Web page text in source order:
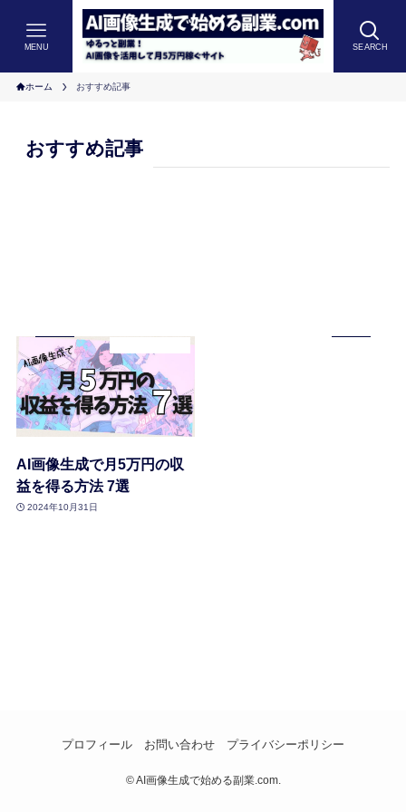
SEARCH
MENU
ホーム おすすめ記事
おすすめ記事
AI画像生成で月5万円の収
益を得る方法 7選
2024年10月31日
プロフィール お問い合わせ プライバシーポリシー
©AI画像生成で始める副業.com.